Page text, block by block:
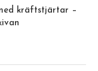
kräftstjärtar –